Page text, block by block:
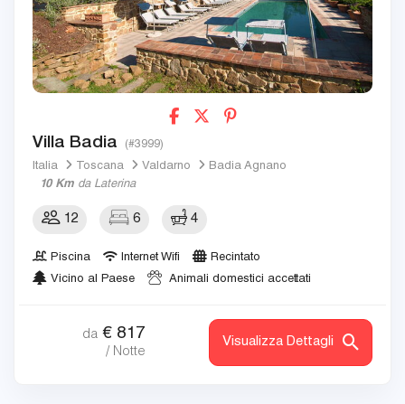
Villa Badia (#3999)
Italia Toscana Valdarno
Badia Agnano
10 Km da Laterina
12 6 4
Piscina Internet Wifi
Recintato
Vicino al Paese
Animali domestici accettati
da € 817
/ Notte
Visualizza Dettagli